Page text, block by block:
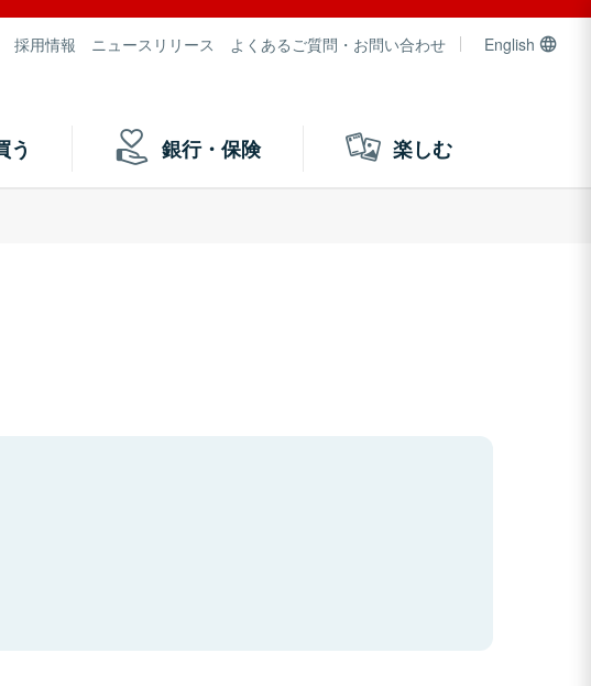
採用情報 ニュースリリース よくあるご質問・お問い合わせ English
う 銀行・保険 楽しむ